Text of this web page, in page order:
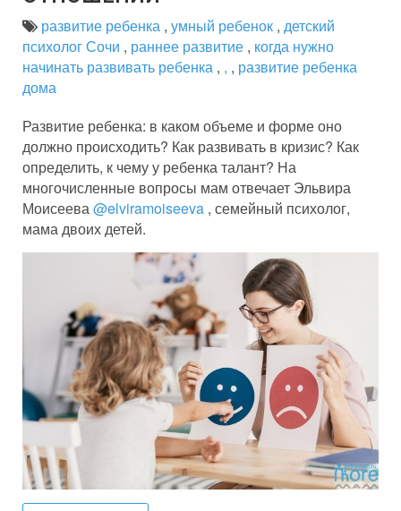
развитие ребенка , умный ребенок , детский
психолог Сочи , раннее развитие , когда нужно
начинать развивать ребенка , , , развитие ребенка
дома
Развитие ребенка: в каком объеме и форме оно
должно происходить? Как развивать в кризис? Как
определить, к чему у ребенка талант? На
многочисленные вопросы мам отвечает Эльвира
Моисеева@elviramoiseeva , семейный психолог,
мама двоих детей.